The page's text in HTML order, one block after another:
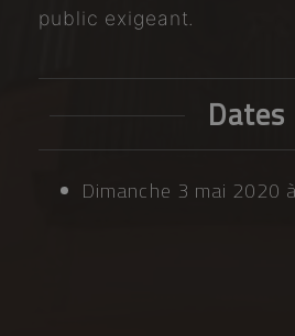
public exigeant.
Dates
Dimanche 3 mai 2020